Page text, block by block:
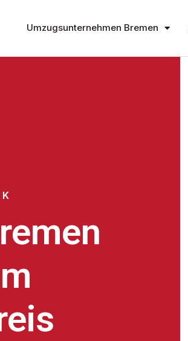
Umzugsunternehmen Bremen